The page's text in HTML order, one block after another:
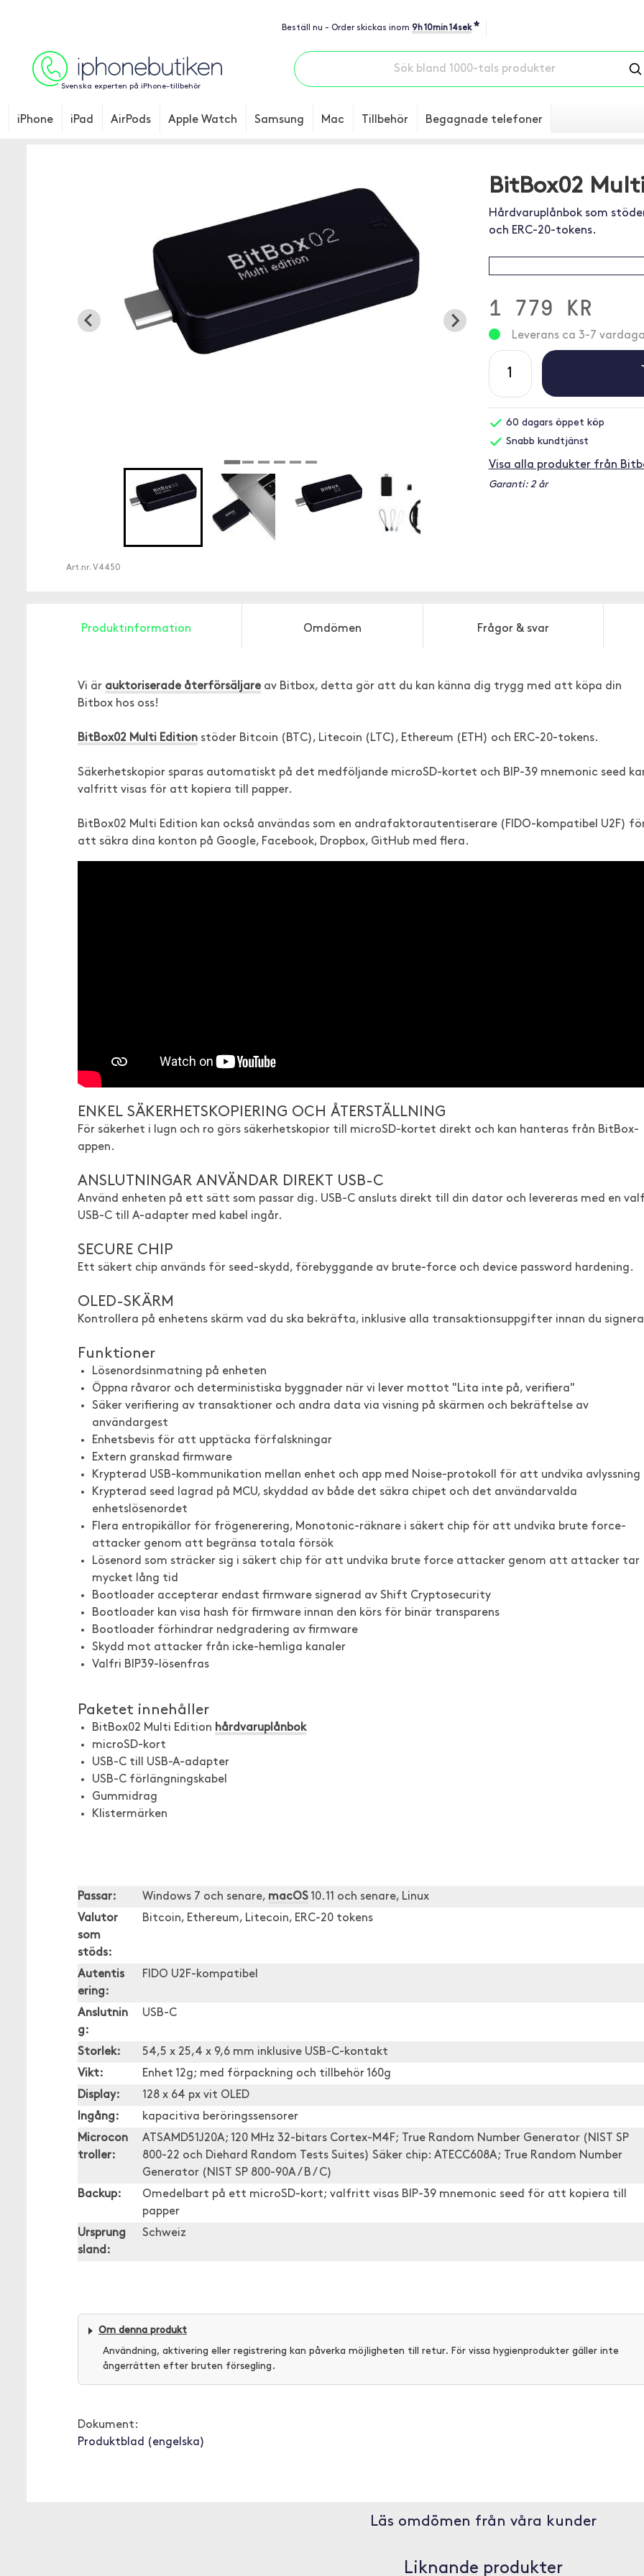
Beställ nu - Order skickas inom 9h 10min 13sek *
Svenska experten på iPhone-tillbehör
iPhone iPad AirPods Apple Watch Samsung Mac Tillbehör Begagnade telefoner
Art.nr. V4450
BitBox02
Hårdvaruplånbok som
och ERC-20-tokens.
1 779 KR
Leverans ca 3-7
60 dagars öppet köp
Snabb kundtjänst
Visa alla produkter från
Garanti: 2 år
Produktinformation Omdömen Frågor & svar
Vi är auktoriserade återförsäljare av Bitbox, detta gör att du kan känna dig trygg med att köpa din
Bitbox hos oss!
BitBox02 Multi Edition stöder Bitcoin (BTC), Litecoin (LTC), Ethereum (ETH) och ERC-20-tokens.
Säkerhetskopior sparas automatiskt på det medföljande microSD-kortet och BIP-39 mnemonic seed
valfritt visas för att kopiera till papper.
BitBox02 Multi Edition kan också användas som en andrafaktorautentiserare (FIDO-kompatibel U2F)
att säkra dina konton på Google, Facebook, Dropbox, GitHub med flera.
ENKEL SÄKERHETSKOPIERING OCH ÅTERSTÄLLNING
För säkerhet i lugn och ro görs säkerhetskopior till microSD-kortet direkt och kan hanteras från BitBox-
appen.
ANSLUTNINGAR ANVÄNDAR DIREKT USB-C
Använd enheten på ett sätt som passar dig. USB-C ansluts direkt till din dator och levereras med en
USB-C till A-adapter med kabel ingår.
SECURE CHIP
Ett säkert chip används för seed-skydd, förebyggande av brute-force och device password hardening.
OLED-SKÄRM
Kontrollera på enhetens skärm vad du ska bekräfta, inklusive alla transaktionsuppgifter innan du
Funktioner
Lösenordsinmatning på enheten
Öppna råvaror och deterministiska byggnader när vi lever mottot "Lita inte på, verifiera"
Säker verifiering av transaktioner och andra data via visning på skärmen och bekräftelse av
användargest
Enhetsbevis för att upptäcka förfalskningar
Extern granskad firmware
Krypterad USB-kommunikation mellan enhet och app med Noise-protokoll för att undvika avlyssning
Krypterad seed lagrad på MCU, skyddad av både det säkra chipet och det användarvalda
enhetslösenordet
Flera entropikällor för frögenerering, Monotonic-räknare i säkert chip för att undvika brute force-
attacker genom att begränsa totala försök
Lösenord som sträcker sig i säkert chip för att undvika brute force attacker genom att attacker tar
mycket lång tid
Bootloader accepterar endast firmware signerad av Shift Cryptosecurity
Bootloader kan visa hash för firmware innan den körs för binär transparens
Bootloader förhindrar nedgradering av firmware
Skydd mot attacker från icke-hemliga kanaler
Valfri BIP39-lösenfras
Paketet innehåller
BitBox02 Multi Edition hårdvaruplånbok
microSD-kort
USB-C till USB-A-adapter
USB-C förlängningskabel
Gummidrag
Klistermärken
Passar: Windows 7 och senare, macOS 10.11 och senare, Linux
Valutor
som
stöds:
Bitcoin, Ethereum, Litecoin, ERC-20 tokens
Autentis
ering:
FIDO U2F-kompatibel
Anslutnin
g:
USB-C
Storlek:
54,5 x 25,4 x 9,6 mm inklusive USB-C-kontakt
Vikt:
Enhet 12g; med förpackning och tillbehör 160g
Display:
128 x 64 px vit OLED
Ingång:
kapacitiva beröringssensorer
Microcon
troller:
ATSAMD51J20A; 120 MHz 32-bitars Cortex-M4F; True Random Number Generator (NIST SP
800-22 och Diehard Random Tests Suites) Säker chip: ATECC608A; True Random Number
Generator (NIST SP 800-90A / B / C)
Backup:
Omedelbart på ett microSD-kort; valfritt visas BIP-39 mnemonic seed för att kopiera till
papper
Ursprung
sland:
Schweiz
Om denna produkt
Användning, aktivering eller registrering kan påverka möjligheten till retur. För vissa hygienprodukter gäller inte
ångerrätten efter bruten försegling.
Dokument:
Produktblad (engelska)
Läs omdömen från våra kunder
Liknande produkter